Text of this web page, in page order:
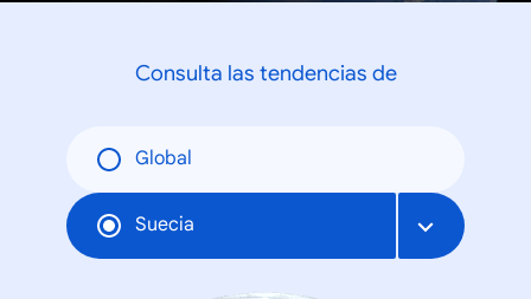
Consulta las tendencias de
Global
Suecia